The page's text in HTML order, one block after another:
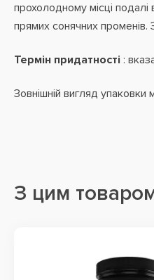
прохолодному місці подалі
прямих сонячних променів.
Термін придатності :
Зовнішній вигляд
З цим